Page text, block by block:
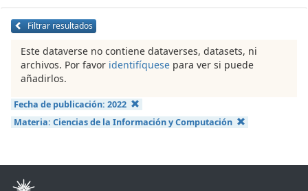
Filtrar resultados
Este dataverse no contiene dataverses, datasets, ni
archivos. Por favor identifíquese para ver si puede
añadirlos.
Fecha de publicación: 2022
Materia: Ciencias de la Información y Computación